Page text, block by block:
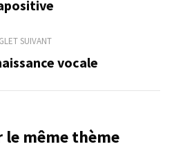
précédent
SUIVANT
Onglet
vocale
même thème